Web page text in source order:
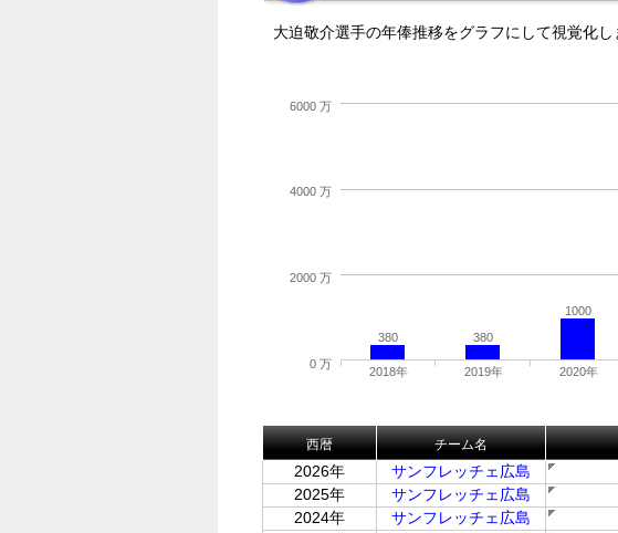
大迫敬介選手の年俸推移をグラフにして視覚化
380 380
1000
2018年 2019年 2020年
0 万
2000 万
4000 万
6000 万
西暦 チーム名
2026年 サンフレッチェ広島
2025年
サンフレッチェ広島
2024年
サンフレッチェ広島